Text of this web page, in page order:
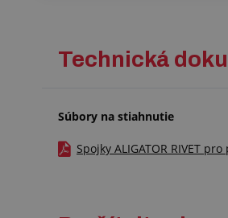
Technická
Súbory na stiahnutie
Spojky ALIGATOR RIVET